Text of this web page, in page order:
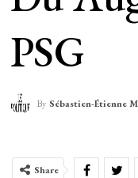
PSG
By Sébastien-Étienne
Share